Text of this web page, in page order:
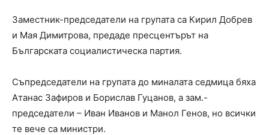
Заместник-председатели на групата са Кирил Добрев
и Мая Димитрова, предаде пресцентърът на
Българската социалистическа партия.
Съпредседатели на групата до миналата седмица бяха
Атанас Зафиров и Борислав Гуцанов, а зам.-
председатели – Иван Иванов и Манол Генов, но всички
те вече са министри.